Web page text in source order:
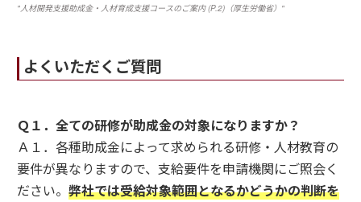
"人材開発支援助成金・人材育成支援コースのご案内 (P.2)（厚生労働省）"
よくいただくご質問
Ｑ１．全ての研修が助成金の対象になりますか？
Ａ１．各種助成金によって求められる研修・人材教育の
要件が異なりますので、支給要件を申請機関にご照会く
ださい。弊社では受給対象範囲となるかどうかの判断を